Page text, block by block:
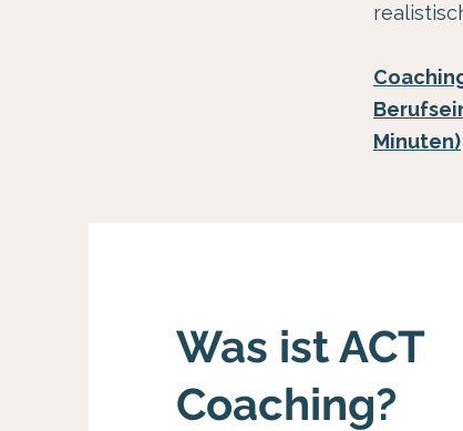
Minuten)
Was ist ACT
Coaching?